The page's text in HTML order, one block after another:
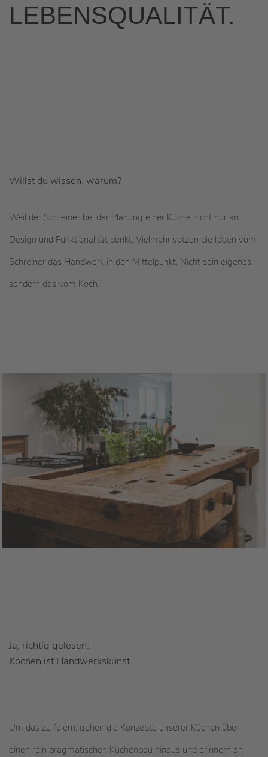
LEBENSQUALITÄT.
Willst du wissen, warum?
Weil der Schreiner bei der Planung einer Küche nicht nur an
Design und Funktionalität denkt. Vielmehr setzen die Ideen vom
Schreiner das Handwerk in den Mittelpunkt. Nicht sein eigenes,
sondern das vom Koch.
Ja, richtig gelesen:
Kochen ist Handwerkskunst.
Um das zu feiern, gehen die Konzepte unserer Küchen über
einen rein pragmatischen Küchenbau hinaus und erinnern an